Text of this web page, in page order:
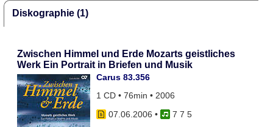
Diskographie (1)
Zwischen Himmel und Erde Mozarts geistliches
Werk Ein Portrait in Briefen und Musik
Carus 83.356
1 CD • 76min • 2006
07.06.2006 •
7 7 5